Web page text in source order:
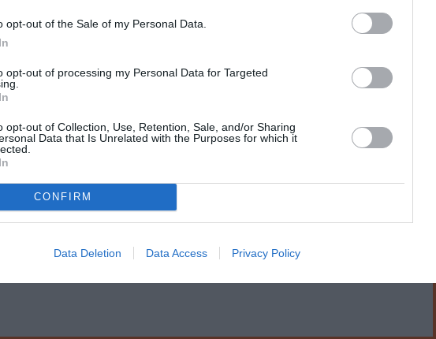
opt-out of the Sale of my Personal Data.
opt-out of processing my Personal Data for Targeted
opt-out of Collection, Use, Retention, Sale, and/or Sharing
Data that Is Unrelated with the Purposes for which it
CONFIRM
Data Deletion Data Access Privacy Policy
θα βρείτε αναλυτικές πληροφορίες για τα μαθήματα που
του Κινηματογράφου, Σενάριο, Σκηνοθεσία, Μοντάζ, Διεύθυνση
και Παραγωγή. Αξίζει να επισημανθεί η έμφαση που δίνεται (και)
μιας μικρού μήκους ταινίας, μέχρι το σενάριο των διάφορων
και του τηλεοπτικού σεναρίου. Επίσης στο πλαίσιο του
κινηματογράφου και την διεύθυνση ηθοποιών.
δημιουργικό τομέα οπτικοακουστικών παραγωγών (Σκηνοθέτες,
Διευθυντές Φωτογραφίας, Ηχολήπτες, Κριτικοί Κινηματογράφου,
Αιτήσεις γίνονται δεκτέςέως την 04η Ιανουαρίου 2023 και ώρα